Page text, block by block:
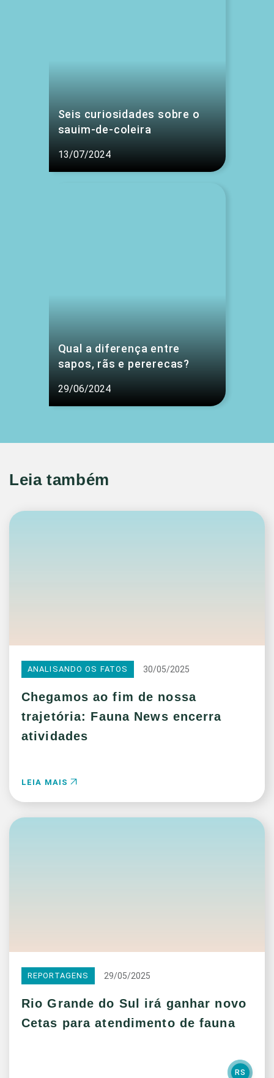
Seis curiosidades sobre o
sauim-de-coleira
13/07/2024
Qual a diferença entre
sapos, rãs e pererecas?
29/06/2024
Leia também
ANALISANDO OS FATOS 30/05/2025
Chegamos ao fim de nossa
trajetória: Fauna News encerra
atividades
LEIA MAIS
REPORTAGENS 29/05/2025
Rio Grande do Sul irá ganhar novo
Cetas para atendimento de fauna
RS